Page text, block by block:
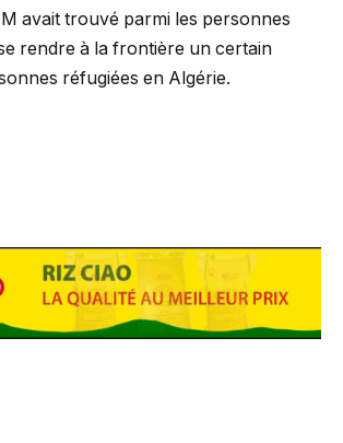
avait trouvé parmi les personnes
rendre à la frontière un certain
réfugiées en Algérie.